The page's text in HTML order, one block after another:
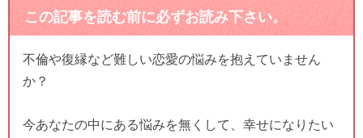
この記事を読む前に必ずお読み下さい。
不倫や復縁など難しい恋愛の悩みを抱えていません
か？
今あなたの中にある悩みを無くして、幸せになりたい